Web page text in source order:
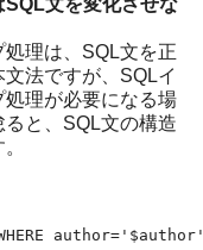
文を変化させな
理は、SQL文を正
法ですが、SQLイ
理が必要になる場
と、SQL文の構造